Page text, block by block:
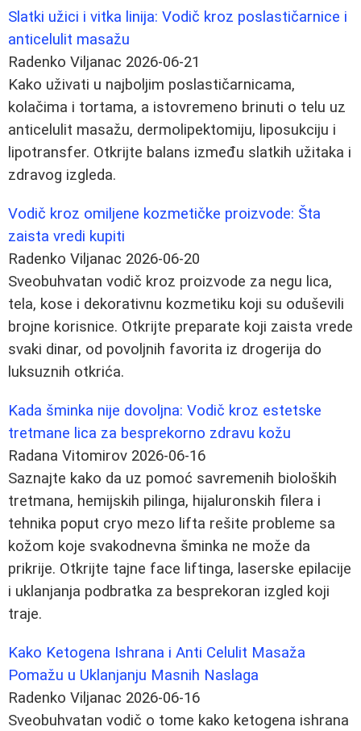
Slatki užici i vitka linija: Vodič kroz poslastičarnice i
anticelulit masažu
Radenko Viljanac 2026-06-21
Kako uživati u najboljim poslastičarnicama,
kolačima i tortama, a istovremeno brinuti o telu uz
anticelulit masažu, dermolipektomiju, liposukciju i
lipotransfer. Otkrijte balans između slatkih užitaka i
zdravog izgleda.
Vodič kroz omiljene kozmetičke proizvode: Šta
zaista vredi kupiti
Radenko Viljanac 2026-06-20
Sveobuhvatan vodič kroz proizvode za negu lica,
tela, kose i dekorativnu kozmetiku koji su oduševili
brojne korisnice. Otkrijte preparate koji zaista vrede
svaki dinar, od povoljnih favorita iz drogerija do
luksuznih otkrića.
Kada šminka nije dovoljna: Vodič kroz estetske
tretmane lica za besprekorno zdravu kožu
Radana Vitomirov 2026-06-16
Saznajte kako da uz pomoć savremenih bioloških
tretmana, hemijskih pilinga, hijaluronskih filera i
tehnika poput cryo mezo lifta rešite probleme sa
kožom koje svakodnevna šminka ne može da
prikrije. Otkrijte tajne face liftinga, laserske epilacije
i uklanjanja podbratka za besprekoran izgled koji
traje.
Kako Ketogena Ishrana i Anti Celulit Masaža
Pomažu u Uklanjanju Masnih Naslaga
Radenko Viljanac 2026-06-16
Sveobuhvatan vodič o tome kako ketogena ishrana